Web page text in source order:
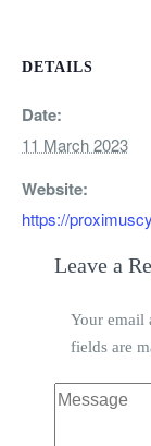
DETAILS
Date:
11 March 2023
Website:
https://
Leave a
Your email
fields are